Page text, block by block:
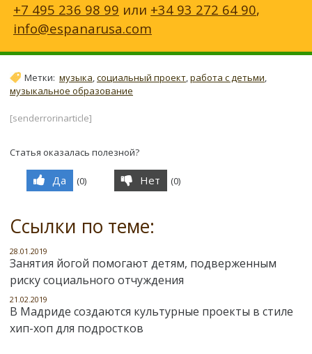
+7 495 236 98 99 или +34 93 272 64 90,
info@espanarusa.com
Метки: музыка,социальный проект,работа с детьми,
музыкальное образование
[senderrorinarticle]
Статья оказалась полезной?
Да (0) Нет (0)
Ссылки по теме:
28.01.2019
Занятия йогой помогают детям, подверженным
риску социального отчуждения
21.02.2019
В Мадриде создаются культурные проекты в стиле
хип-хоп для подростков